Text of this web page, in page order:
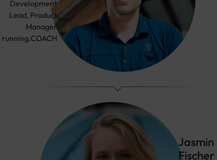
Development
Lead, Product
Manager
running.COACH
Jasmin
Fischer